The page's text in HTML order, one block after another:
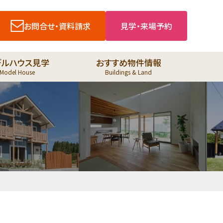
お問合せ・資料請求 見学・来場予約
ハウス見学
Model House
おすすめ物件情報
Buildings & Land